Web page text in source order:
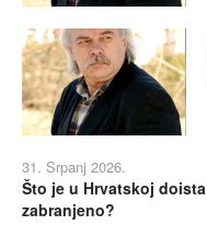
31. Srpanj 2026.
Što je u Hrvatskoj doista
zabranjeno?